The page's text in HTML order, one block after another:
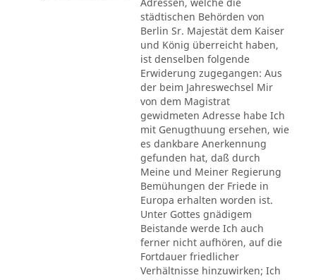
städtischen Behörden von
Berlin Sr. Majestät dem Kaiser
und König überreicht haben,
ist denselben folgende
Erwiderung zugegangen: Aus
der beim Jahreswechsel Mir
von dem Magistrat
gewidmeten Adresse habe Ich
mit Genugthuung ersehen, wie
es dankbare Anerkennung
gefunden hat, daß durch
Meine und Meiner Regierung
Bemühungen der Friede in
Europa erhalten worden ist.
Unter Gottes gnädigem
Beistande werde Ich auch
ferner nicht aufhören, auf die
Fortdauer friedlicher
Verhältnisse hinzuwirken; Ich